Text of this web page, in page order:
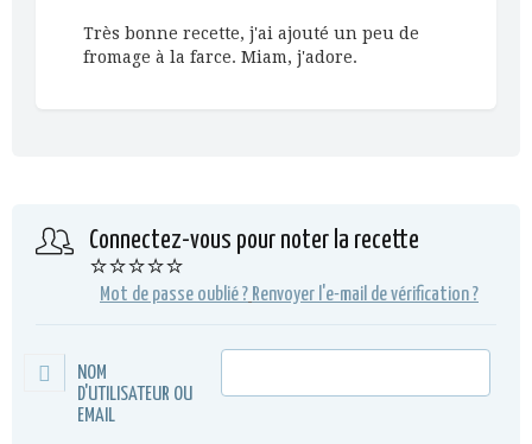
Très bonne recette, j'ai ajouté un peu de
fromage à la farce. Miam, j'adore.
Connectez-vous pour noter la recette
⭐⭐⭐⭐⭐
Mot de passe oublié ? Renvoyer l'e-mail de vérification ?
NOM
D'UTILISATEUR OU
EMAIL